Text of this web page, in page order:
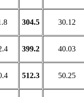
304.5 30.12
399.2 40.03
512.3 50.25